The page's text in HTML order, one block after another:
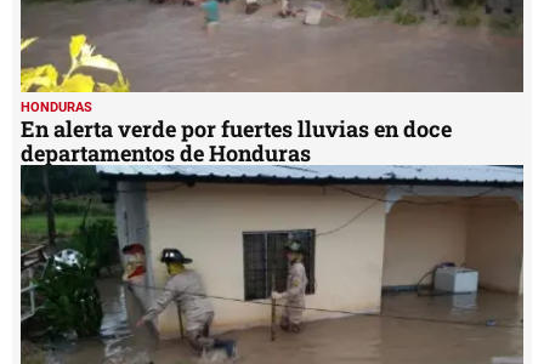
HONDURAS
En alerta verde por fuertes lluvias en doce
departamentos de Honduras